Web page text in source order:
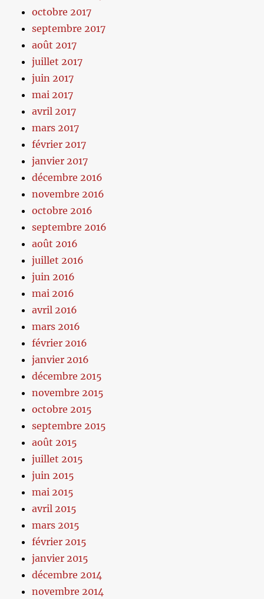
octobre 2017
septembre 2017
août 2017
juillet 2017
juin 2017
mai 2017
avril 2017
mars 2017
février 2017
janvier 2017
décembre 2016
novembre 2016
octobre 2016
septembre 2016
août 2016
juillet 2016
juin 2016
mai 2016
avril 2016
mars 2016
février 2016
janvier 2016
décembre 2015
novembre 2015
octobre 2015
septembre 2015
août 2015
juillet 2015
juin 2015
mai 2015
avril 2015
mars 2015
février 2015
janvier 2015
décembre 2014
novembre 2014